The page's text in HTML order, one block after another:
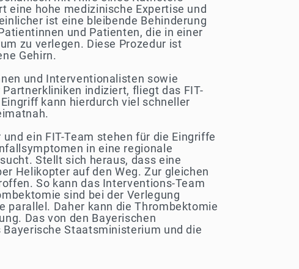
eine hohe medizinische Expertise und
ist eine bleibende Behinderung
und Patienten, die in einer
zu verlegen. Diese Prozedur ist
Gehirn.
und Interventionalisten sowie
indiziert, fliegt das FIT-
kann hierdurch viel schneller
ein FIT-Team stehen für die Eingriffe
in eine regionale
Stellt sich heraus, dass eine
Helikopter auf den Weg. Zur gleichen
So kann das Interventions-Team
sind bei der Verlegung
parallel. Daher kann die Thrombektomie
Das von den Bayerischen
Staatsministerium und die